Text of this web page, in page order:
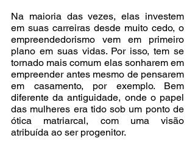
Na maioria das vezes, elas investem
em suas carreiras desde muito cedo, o
empreendedorismo vem em primeiro
plano em suas vidas. Por isso, tem se
tornado mais comum elas sonharem em
empreender antes mesmo de pensarem
em casamento, por exemplo. Bem
diferente da antiguidade, onde o papel
das mulheres era tido sob um ponto de
ótica matriarcal, com uma visão
atribuída ao ser progenitor.